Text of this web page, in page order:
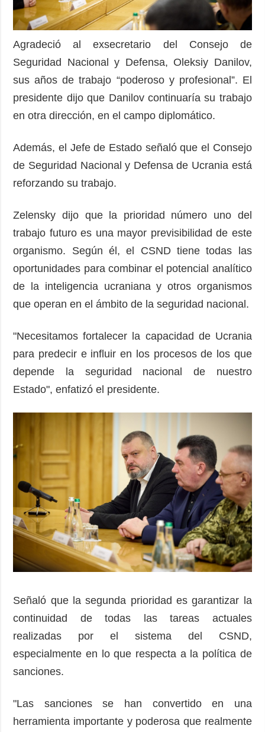
Agradeció al exsecretario del Consejo de
Seguridad Nacional y Defensa, Oleksiy Danilov,
sus años de trabajo “poderoso y profesional”. El
presidente dijo que Danilov continuaría su trabajo
en otra dirección, en el campo diplomático.
Además, el Jefe de Estado señaló que el Consejo
de Seguridad Nacional y Defensa de Ucrania está
reforzando su trabajo.
Zelensky dijo que la prioridad número uno del
trabajo futuro es una mayor previsibilidad de este
organismo. Según él, el CSND tiene todas las
oportunidades para combinar el potencial analítico
de la inteligencia ucraniana y otros organismos
que operan en el ámbito de la seguridad nacional.
"Necesitamos fortalecer la capacidad de Ucrania
para predecir e influir en los procesos de los que
depende la seguridad nacional de nuestro
Estado", enfatizó el presidente.
Señaló que la segunda prioridad es garantizar la
continuidad de todas las tareas actuales
realizadas por el sistema del CSND,
especialmente en lo que respecta a la política de
sanciones.
"Las sanciones se han convertido en una
herramienta importante y poderosa que realmente